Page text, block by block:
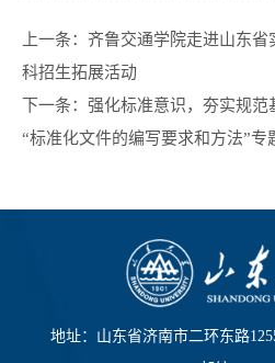
上一条： 齐鲁交通学院走进山东
科招生拓展活动
下一条： 强化标准意识，夯实规
“标准化文件的编写要求和方法”专
地址：山东省济南市二环东路